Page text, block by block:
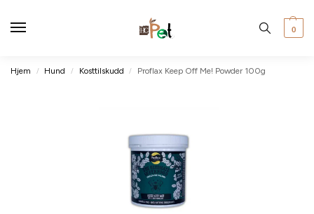
0
Hjem / Hund / Kosttilskudd / Proflax Keep Off Me! Powder 100g